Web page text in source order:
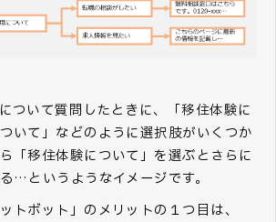
ついて質問したときに、「移住体験に
いて」などのように選択肢がいくつか
「移住体験について」を選ぶとさらに
…というようなイメージです。
トボット」のメリットの１つ目は、